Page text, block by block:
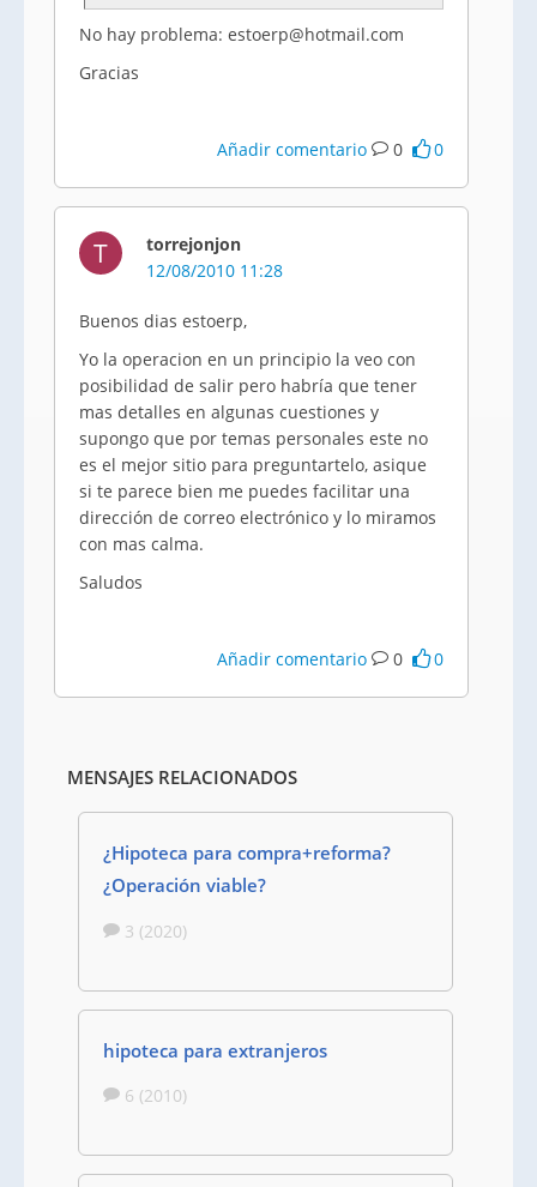
No hay problema: estoerp@hotmail.com
Gracias
Añadir comentario 0 0
T
torrejonjon
12/08/2010 11:28
Buenos dias estoerp,
Yo la operacion en un principio la veo con
posibilidad de salir pero habría que tener
mas detalles en algunas cuestiones y
supongo que por temas personales este no
es el mejor sitio para preguntartelo, asique
si te parece bien me puedes facilitar una
dirección de correo electrónico y lo miramos
con mas calma.
Saludos
Añadir comentario 0 0
MENSAJES RELACIONADOS
¿Hipoteca para compra+reforma?
¿Operación viable?
3 (2020)
hipoteca para extranjeros
6 (2010)